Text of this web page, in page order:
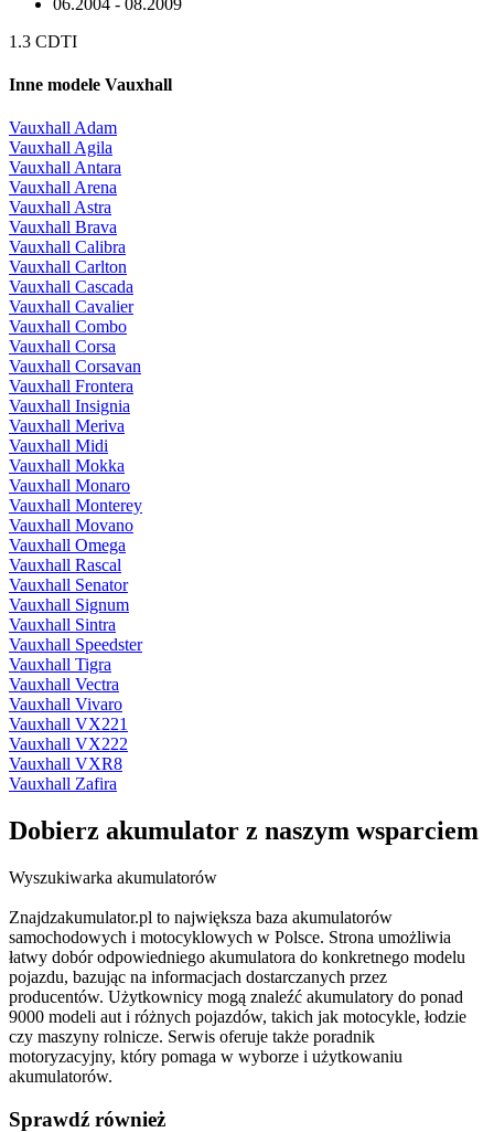
06.2004 - 08.2009
1.3 CDTI
Inne modele Vauxhall
Vauxhall Adam
Vauxhall Agila
Vauxhall Antara
Vauxhall Arena
Vauxhall Astra
Vauxhall Brava
Vauxhall Calibra
Vauxhall Carlton
Vauxhall Cascada
Vauxhall Cavalier
Vauxhall Combo
Vauxhall Corsa
Vauxhall Corsavan
Vauxhall Frontera
Vauxhall Insignia
Vauxhall Meriva
Vauxhall Midi
Vauxhall Mokka
Vauxhall Monaro
Vauxhall Monterey
Vauxhall Movano
Vauxhall Omega
Vauxhall Rascal
Vauxhall Senator
Vauxhall Signum
Vauxhall Sintra
Vauxhall Speedster
Vauxhall Tigra
Vauxhall Vectra
Vauxhall Vivaro
Vauxhall VX221
Vauxhall VX222
Vauxhall VXR8
Vauxhall Zafira
Dobierz akumulator z naszym wsparciem
Wyszukiwarka akumulatorów
Znajdzakumulator.pl to największa baza akumulatorów
samochodowych i motocyklowych w Polsce. Strona umożliwia
łatwy dobór odpowiedniego akumulatora do konkretnego modelu
pojazdu, bazując na informacjach dostarczanych przez
producentów. Użytkownicy mogą znaleźć akumulatory do ponad
9000 modeli aut i różnych pojazdów, takich jak motocykle, łodzie
czy maszyny rolnicze. Serwis oferuje także poradnik
motoryzacyjny, który pomaga w wyborze i użytkowaniu
akumulatorów.
Sprawdź również